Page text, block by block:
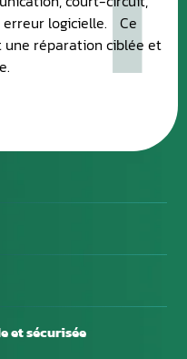
et sécurisée
erreur logicielle. Ce
réparation ciblée et